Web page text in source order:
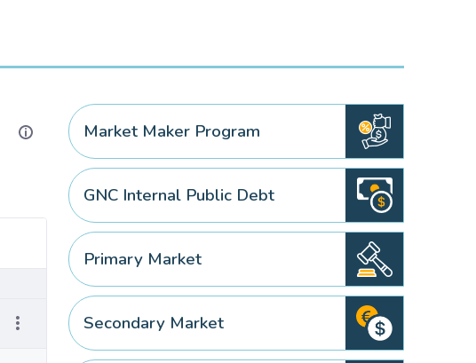
Item Actions
Market Maker Program
GNC Internal Public Debt
Primary Market
Secondary Market